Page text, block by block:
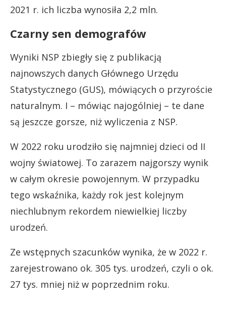
2021 r. ich liczba wynosiła 2,2 mln.
Czarny sen demografów
Wyniki NSP zbiegły się z publikacją
najnowszych danych Głównego Urzędu
Statystycznego (GUS), mówiących o przyroście
naturalnym. I – mówiąc najogólniej – te dane
są jeszcze gorsze, niż wyliczenia z NSP.
W 2022 roku urodziło się najmniej dzieci od II
wojny światowej. To zarazem najgorszy wynik
w całym okresie powojennym. W przypadku
tego wskaźnika, każdy rok jest kolejnym
niechlubnym rekordem niewielkiej liczby
urodzeń.
Ze wstępnych szacunków wynika, że w 2022 r.
zarejestrowano ok. 305 tys. urodzeń, czyli o ok.
27 tys. mniej niż w poprzednim roku.